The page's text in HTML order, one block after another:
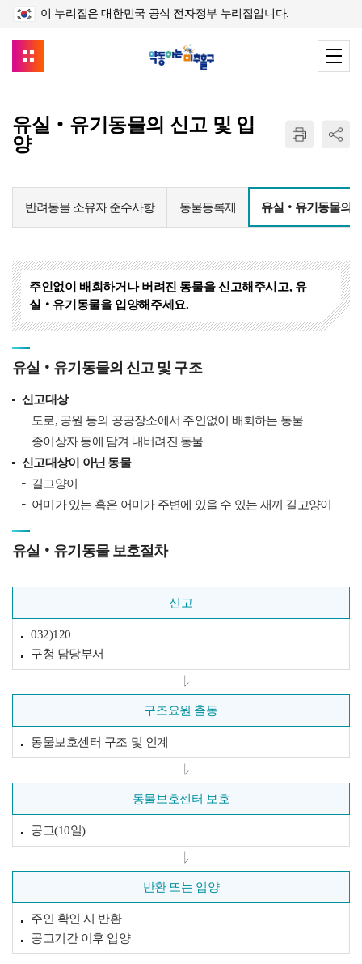
이 누리집은 대한민국 공식 전자정부 누리집입니다.
유실‧유기동물의 신고 및 입
양
반려동물 소유자 준수사항 동물등록제 유실‧유기동물의
주인없이 배회하거나 버려진 동물을 신고해주시고, 유
실‧유기동물을 입양해주세요.
유실‧유기동물의 신고 및 구조
신고대상
도로, 공원 등의 공공장소에서 주인없이 배회하는 동물
종이상자 등에 담겨 내버려진 동물
신고대상이 아닌 동물
길고양이
어미가 있는 혹은 어미가 주변에 있을 수 있는 새끼 길고양이
유실‧유기동물 보호절차
신고
032)120
구청 담당부서
구조요원 출동
동물보호센터 구조 및 인계
동물보호센터 보호
공고(10일)
반환 또는 입양
주인 확인 시 반환
공고기간 이후 입양